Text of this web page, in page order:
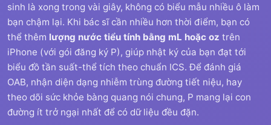
sinh là xong trong vài giây, không có biểu mẫu nhiều ô làm
bạn chậm lại. Khi bác sĩ cần nhiều hơn thời điểm, bạn có
thể thêm lượng nước tiểu tính bằng mL hoặc oz trên
iPhone (với gói đăng ký P), giúp nhật ký của bạn đạt tới
biểu đồ tần suất-thể tích theo chuẩn ICS. Để đánh giá
OAB, nhận diện dạng nhiễm trùng đường tiết niệu, hay
theo dõi sức khỏe bàng quang nói chung, P mang lại con
đường ít trở ngại nhất để có dữ liệu đều đặn.